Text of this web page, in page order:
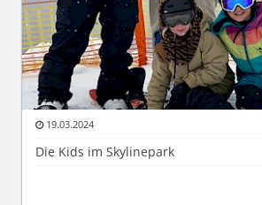
19.03.2024
Die Kids im Skylinepark